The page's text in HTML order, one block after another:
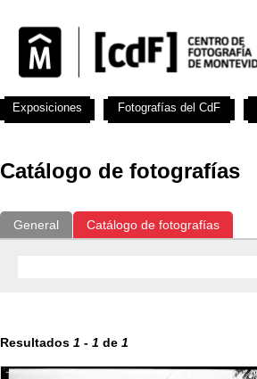
Catálogo de fotografías
General Catálogo de fotografías
Resultados 1 - 1 de 1
Exposiciones Fotografías del CdF